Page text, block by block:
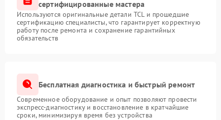
сертифицированные мастера
Используются оригинальные детали TCL и прошедшие
сертификацию специалисты, что гарантирует корректную
работу после ремонта и сохранение гарантийных
обязательств
Бесплатная диагностика и быстрый ремонт
Современное оборудование и опыт позволяют провести
экспресс-диагностику и восстановление в кратчайшие
сроки, минимизируя время без устройства